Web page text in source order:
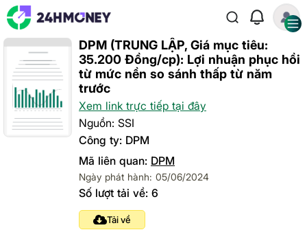
DPM (TRUNG LẬP, Giá mục tiêu:
35.200 Đồng/cp): Lợi nhuận phục hồi
từ mức nền so sánh thấp từ năm
trước
Xem link trực tiếp tại đây
Nguồn: SSI
Công ty: DPM
Mã liên quan: DPM
Ngày phát hành: 05/06/2024
Số lượt tải về: 6
Tải về